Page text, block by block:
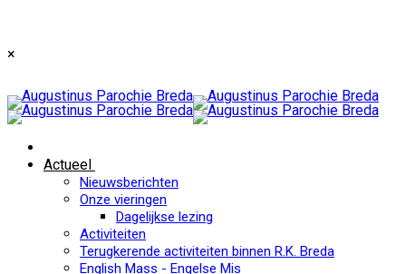
×
Actueel
Nieuwsberichten
Onze vieringen
Dagelijkse lezing
Activiteiten
Terugkerende activiteiten binnen R.K. Breda
English Mass - Engelse Mis